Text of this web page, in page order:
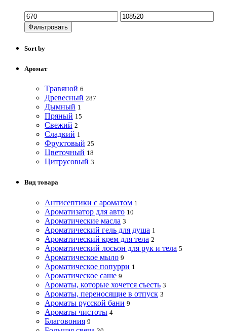
Фильтровать
Sort by
Аромат
Tравяной 6
Древесный 287
Дымный 1
Пряный 15
Свежий 2
Сладкий 1
Фруктовый 25
Цветочный 18
Цитрусовый 3
Вид товара
Антисептики с ароматом 1
Ароматизатор для авто 10
Ароматические масла 3
Ароматический гель для душа 1
Ароматический крем для тела 2
Ароматический лосьон для рук и тела 5
Ароматическое мыло 9
Ароматическое попурри 1
Ароматическое саше 9
Ароматы, которые хочется съесть 3
Ароматы, переносящие в отпуск 3
Ароматы русской бани 9
Ароматы чистоты 4
Благовония 9